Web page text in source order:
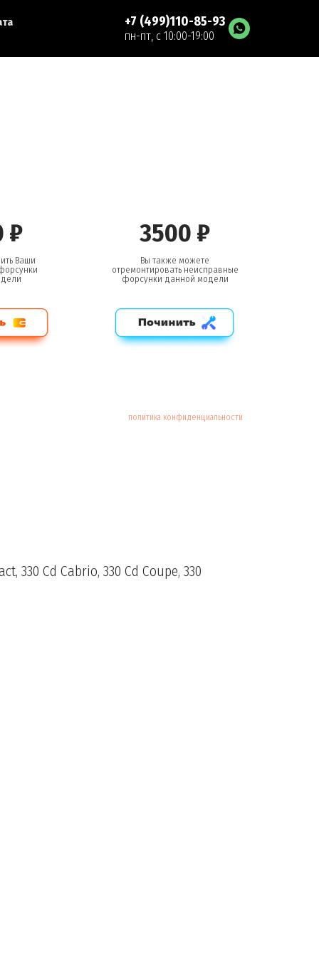
+7 (499)110-85-93
пн-пт, с 10:00-19:00
₽
Ваши
Вы также можете
отремонтировать неисправные
форсунки данной модели
3500 ₽
политика конфиденциальности
330 Cd Cabrio, 330 Cd Coupe, 330